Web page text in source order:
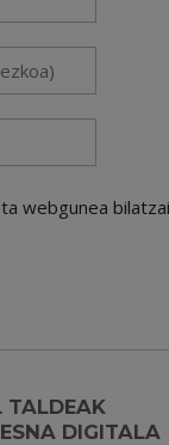
webgunea
TALDEAK
DIGITALA